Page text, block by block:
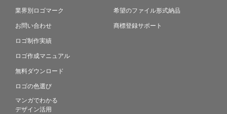
業界別ロゴマーク
お問い合わせ
ロゴ制作実績
ロゴ作成マニュアル
無料ダウンロード
ロゴの色選び
マンガでわかる
デザイン活用
希望のファイル形式納品
商標登録サポート